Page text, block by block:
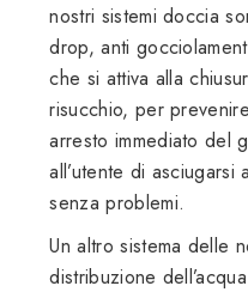
nostri sistemi doccia
drop, anti
che si attiva alla
risucchio, per
arresto immediato del
all’utente di asciugarsi
senza problemi.
Un altro sistema delle
distribuzione